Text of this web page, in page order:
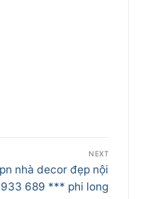
NEXT
nhà decor đẹp nội
689 *** phi long